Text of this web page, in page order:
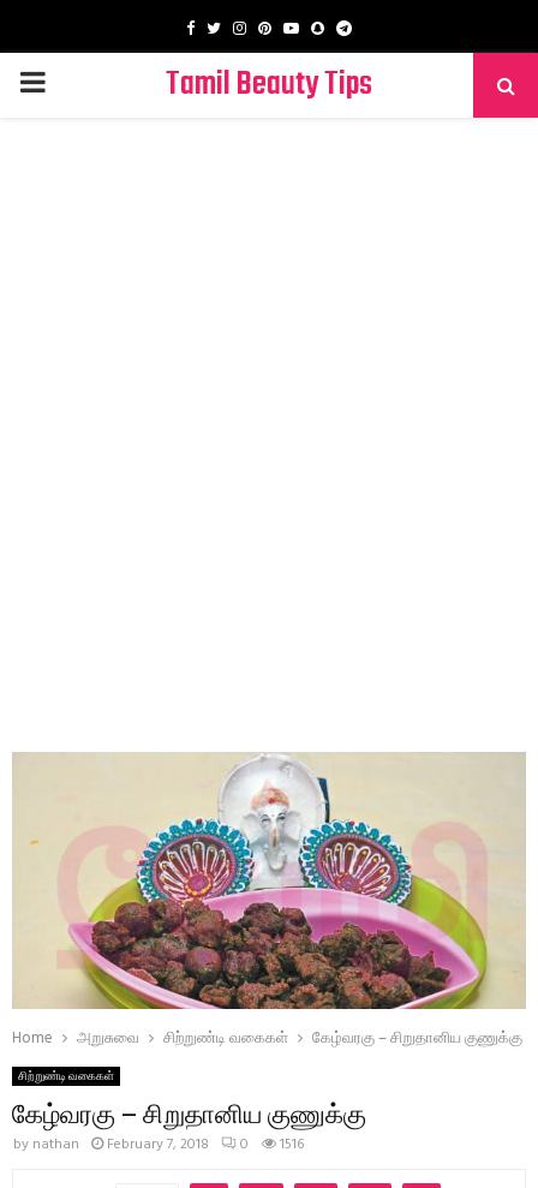
Facebook
TwitterInstagram
PinterestYoutube
SnapchatTelegram
PRIMARY
Tamil Beauty Tips
Home அறுசுவை சிற்றுண்டி வகைகள் கேழ்வரகு – சிறுதானிய குணுக்கு
சிற்றுண்டி வகைகள்
கேழ்வரகு – சிறுதானிய குணுக்கு
by nathan February 7, 2018 0 1516